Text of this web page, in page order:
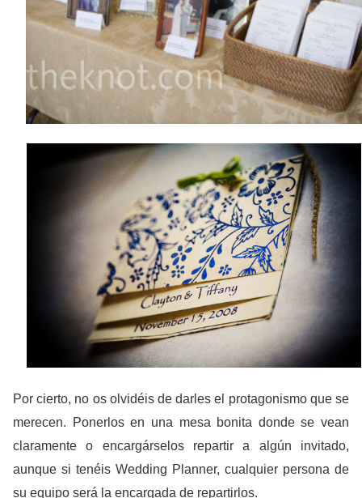
Por cierto, no os olvidéis de darles el protagonismo que se
merecen. Ponerlos en una mesa bonita donde se vean
claramente o encargárselos repartir a algún invitado,
aunque si tenéis Wedding Planner, cualquier persona de
su equipo será la encargada de repartirlos.